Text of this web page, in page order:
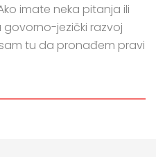
imate neka pitanja ili
jezički razvoj
tu da pronađem pravi